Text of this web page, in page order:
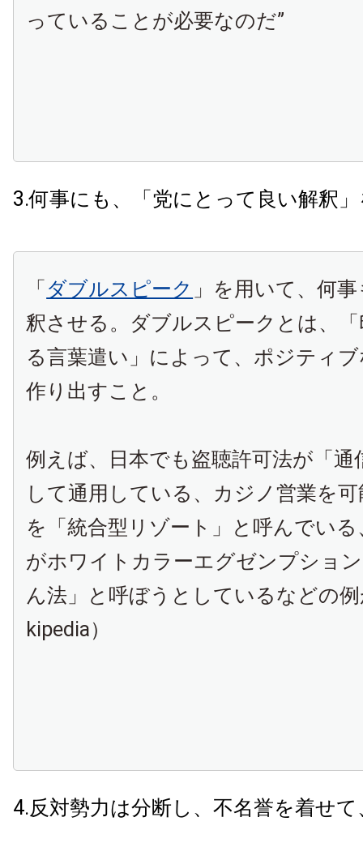
っていることが必要なのだ”
3.何事にも、「党にとって良い解釈
「 ダブルスピーク 」を用いて、何
釈させる。ダブルスピークとは、
る言葉遣い」によって、ポジティ
作り出すこと。
例えば、日本でも盗聴許可法が「通
して通用している、カジノ営業を
を「統合型リゾート」と呼んでい
がホワイトカラーエグゼンプショ
ん法」と呼ぼうとしているなどの
kipedia）
4.反対勢力は分断し、不名誉を着せ